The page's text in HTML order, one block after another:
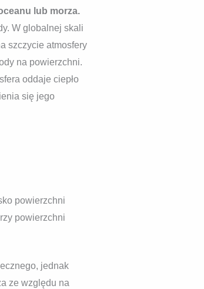
lub morza.
W globalnej skali
szczycie atmosfery
na powierzchni.
oddaje ciepło
się jego
powierzchni
powierzchni
jednak
ze względu na